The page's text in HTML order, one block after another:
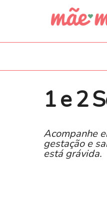
1 e 2
Acompanhe
gestação e
está grávida.